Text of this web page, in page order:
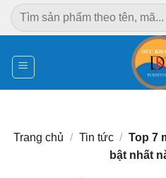
Chuyển
đến
dung
Tìm
kiếm:
Trang chủ / Tin tức / Top 7
bật nhất